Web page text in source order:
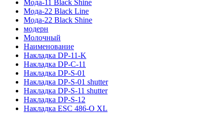
Мода-11 Black Shine
Мода-22 Black Line
Мода-22 Black Shine
модерн
Молочный
Наименование
Накладка DP-11-K
Накладка DP-C-11
Накладка DP-S-01
Накладка DP-S-01 shutter
Накладка DP-S-11 shutter
Накладка DP-S-12
Накладка ESC 486-O XL